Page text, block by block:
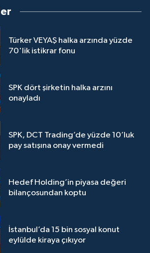
Türker VEYAŞ halka arzında yüzde
70'lik istikrar fonu
SPK dört şirketin halka arzını
onayladı
SPK, DCT Trading’de yüzde 10’luk
pay satışına onay vermedi
Hedef Holding’in piyasa değeri
bilançosundan koptu
İstanbul’da 15 bin sosyal konut
eylülde kiraya çıkıyor